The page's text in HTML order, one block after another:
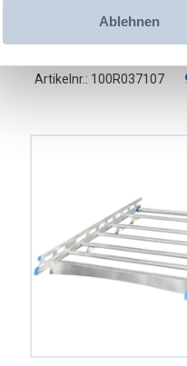
Ablehnen
Radstand 2785/
Artikelnr.: 100R037107